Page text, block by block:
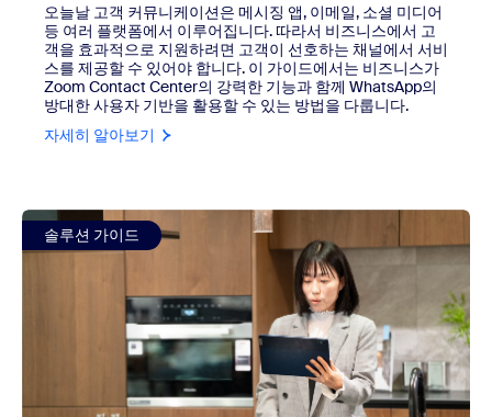
오늘날 고객 커뮤니케이션은 메시징 앱, 이메일, 소셜 미디어
등 여러 플랫폼에서 이루어집니다. 따라서 비즈니스에서 고
객을 효과적으로 지원하려면 고객이 선호하는 채널에서 서비
스를 제공할 수 있어야 합니다. 이 가이드에서는 비즈니스가
Zoom Contact Center의 강력한 기능과 함께 WhatsApp의
방대한 사용자 기반을 활용할 수 있는 방법을 다룹니다.
자세히 알아보기
view Zoom Contact Center의 비즈니스 메시징용
솔루션 가이드